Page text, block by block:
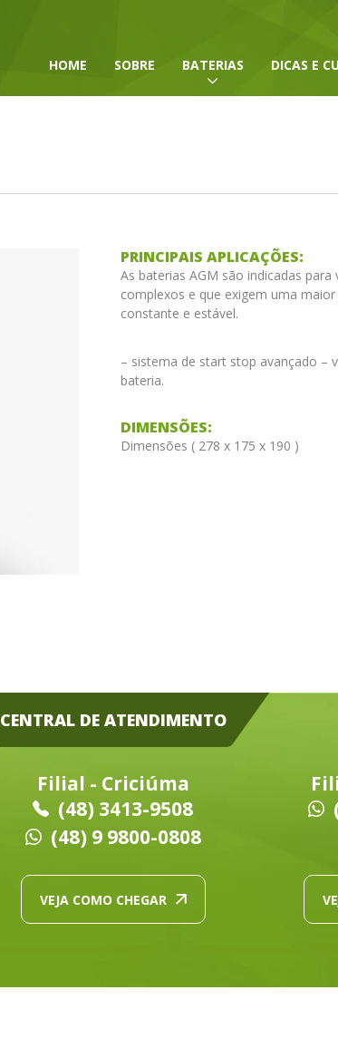
HOME SOBRE BATERIAS DICAS E
PRINCIPAIS APLICAÇÕES:
As baterias AGM são indicadas
complexos e que exigem uma
constante e estável.
– sistema de start stop avançado –
bateria.
DIMENSÕES:
Dimensões ( 278 x 175 x 190 )
CENTRAL DE ATENDIMENTO
Filial - Criciúma
(48) 3413-9508
(48) 9 9800-0808
VEJA COMO CHEGAR